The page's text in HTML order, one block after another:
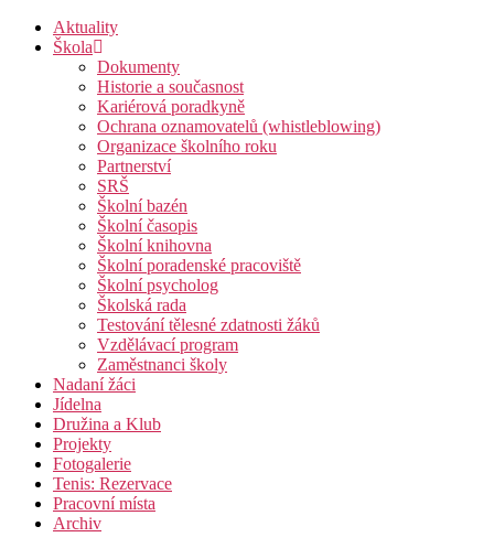
Aktuality
Škola
Dokumenty
Historie a současnost
Kariérová poradkyně
Ochrana oznamovatelů (whistleblowing)
Organizace školního roku
Partnerství
SRŠ
Školní bazén
Školní časopis
Školní knihovna
Školní poradenské pracoviště
Školní psycholog
Školská rada
Testování tělesné zdatnosti žáků
Vzdělávací program
Zaměstnanci školy
Nadaní žáci
Jídelna
Družina a Klub
Projekty
Fotogalerie
Tenis: Rezervace
Pracovní místa
Archiv